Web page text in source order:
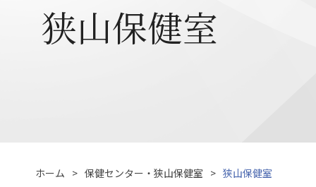
狭山保健室
ホーム 保健センター・狭山保健室 狭山保健室